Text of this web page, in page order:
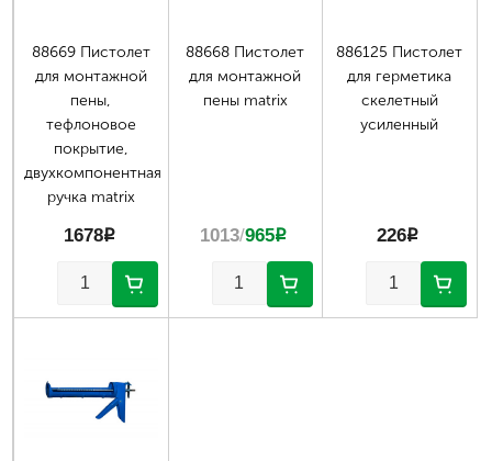
88669 Пистолет
для монтажной
пены,
тефлоновое
покрытие,
двухкомпонентная
ручка matrix
1678p
88668 Пистолет
для монтажной
пены matrix
1013/965p
886125 Пистолет
для герметика
скелетный
усиленный
226p